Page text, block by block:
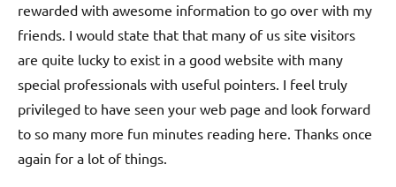
rewarded with awesome information to go over with my
friends. I would state that that many of us site visitors
are quite lucky to exist in a good website with many
special professionals with useful pointers. I feel truly
privileged to have seen your web page and look forward
to so many more fun minutes reading here. Thanks once
again for a lot of things.